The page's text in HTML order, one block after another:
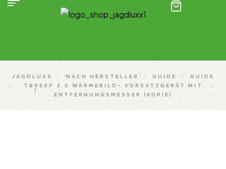
JAGDLUXX / NACH HERSTELLER / GUIDE /
GUIDE
TB650P 2.0 WÄRMEBILD- VORSATZGERÄT MIT
ENTFERNUNGSMESSER (KOPIE)